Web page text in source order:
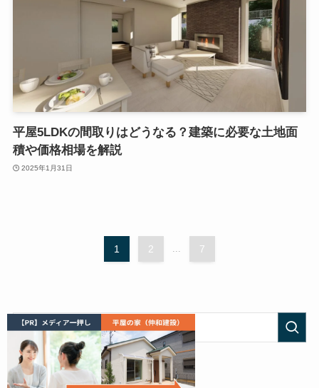
平屋5LDKの間取りはどうなる？建築に必要な土地面
積や価格相場を解説
2025年1月31日
1 2 ... 7